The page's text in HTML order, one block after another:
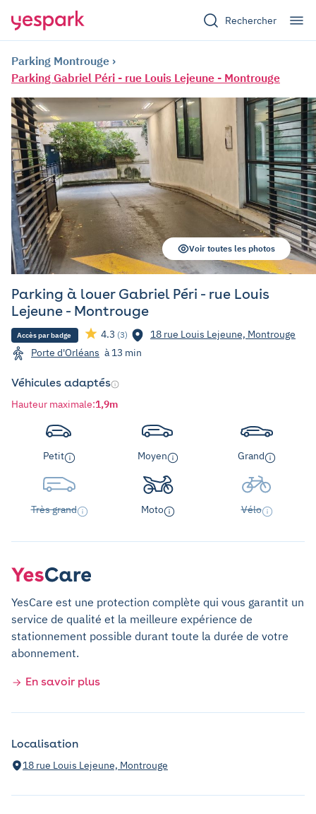
Rechercher
Parking Montrouge
Parking Gabriel Péri - rue Louis Lejeune - Montrouge
Parking à louer Gabriel Péri - rue Louis
Lejeune - Montrouge
Accès par badge 4.3 (3)
18 rue Louis Lejeune, Montrouge
Porte d'Orléans à 13 min
Voir toutes les photos
Véhicules adaptés
Hauteur maximale:1,9m
Petit Moyen Grand
Très grand Moto Vélo
YesCare est une protection complète qui vous garantit un
service de qualité et la meilleure expérience de
stationnement possible durant toute la durée de votre
abonnement.
En savoir plus
Localisation
18 rue Louis Lejeune, Montrouge